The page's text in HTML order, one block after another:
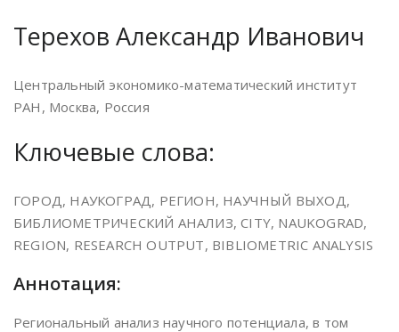
Терехов Александр Иванович
Центральный экономико-математический институт
РАН, Москва, Россия
Ключевые слова:
ГОРОД, НАУКОГРАД, РЕГИОН, НАУЧНЫЙ ВЫХОД,
БИБЛИОМЕТРИЧЕСКИЙ АНАЛИЗ, CITY, NAUKOGRAD,
REGION, RESEARCH OUTPUT, BIBLIOMETRIC ANALYSIS
Аннотация:
Региональный анализ научного потенциала, в том